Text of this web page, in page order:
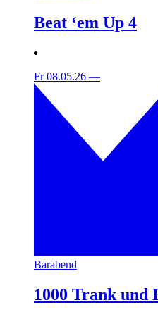
Beat ‘em Up 4
Fr 08.05.26 —
Barabend
1000 Trank und